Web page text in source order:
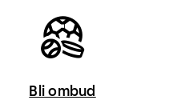
Bli ombud